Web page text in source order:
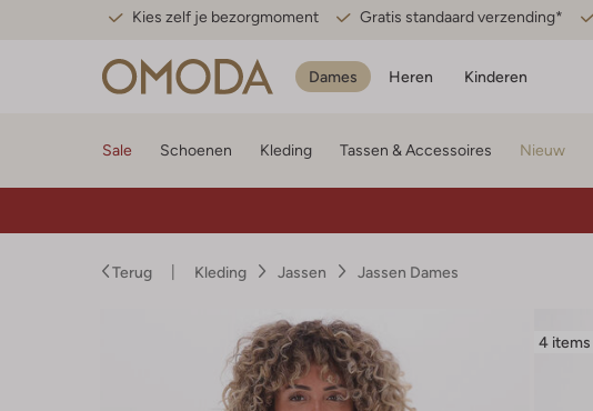
Kies zelf je bezorgmoment Gratis standaard verzending*
Dames Heren Kinderen
Sale Schoenen Kleding Tassen & Accessoires Nieuw
Terug Kleding Jassen Jassen Dames
4 items